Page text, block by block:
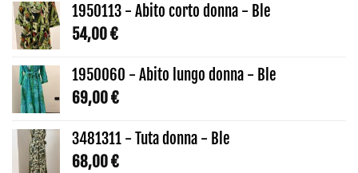
1950113 - Abito corto donna - Ble
54,00€
1950060 - Abito lungo donna - Ble
69,00€
3481311 - Tuta donna - Ble
68,00€